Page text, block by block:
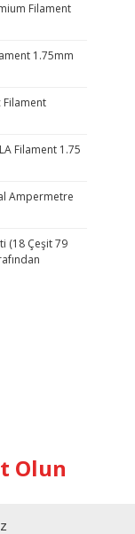
Filament
1.75mm
Filament
Filament 1.75
Ampermetre
(18 Çeşit 79
Olun